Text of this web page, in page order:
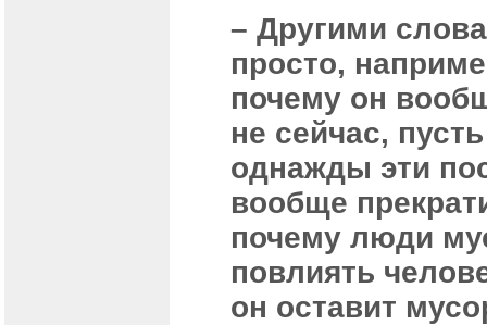
– Другими
просто,
почему он
не сейчас,
однажды эти
вообще
почему люди
повлиять
он оставит